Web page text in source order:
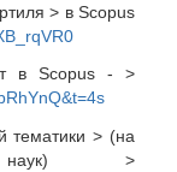
> в Scopus
вScopus - >
тематики > (на
наук) >